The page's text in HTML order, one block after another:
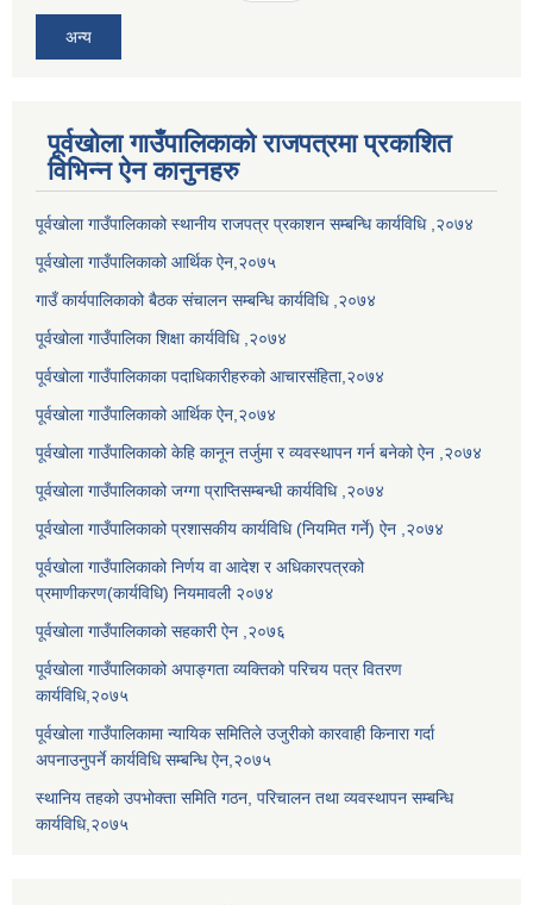
अन्य
पूर्वखोला गाउँपालिकाको राजपत्रमा प्रकाशित
विभिन्न ऐन कानुनहरु
पूर्वखोला गाउँपालिकाको स्थानीय राजपत्र प्रकाशन सम्बन्धि कार्यविधि ,२०७४
पूर्वखोला गाउँपालिकाको आर्थिक ऐन,२०७५
गाउँ कार्यपालिकाको बैठक संचालन सम्बन्धि कार्यविधि ,२०७४
पूर्वखोला गाउँपालिका शिक्षा कार्यविधि ,२०७४
पूर्वखोला गाउँपालिकाका पदाधिकारीहरुको आचारसंहिता,२०७४
पूर्वखोला गाउँपालिकाको आर्थिक ऐन,२०७४
पूर्वखोला गाउँपालिकाको केहि कानून तर्जुमा र व्यवस्थापन गर्न बनेको ऐन ,२०७४
पूर्वखोला गाउँपालिकाको जग्गा प्राप्तिसम्बन्धी कार्यविधि ,२०७४
पूर्वखोला गाउँपालिकाको प्रशासकीय कार्यविधि (नियमित गर्ने) ऐन ,२०७४
पूर्वखोला गाउँपालिकाको निर्णय वा आदेश र अधिकारपत्रको
प्रमाणीकरण(कार्यविधि) नियमावली २०७४
पूर्वखोला गाउँपालिकाको सहकारी ऐन ,२०७६
पूर्वखोला गाउँपालिकाको अपाङ्गता व्यक्तिको परिचय पत्र वितरण
कार्यविधि,२०७५
पूर्वखोला गाउँपालिकामा न्यायिक समितिले उजुरीको कारवाही किनारा गर्दा
अपनाउनुपर्ने कार्यविधि सम्बन्धि ऐन,२०७५
स्थानिय तहको उपभोक्ता समिति गठन, परिचालन तथा व्यवस्थापन सम्बन्धि
कार्यविधि,२०७५